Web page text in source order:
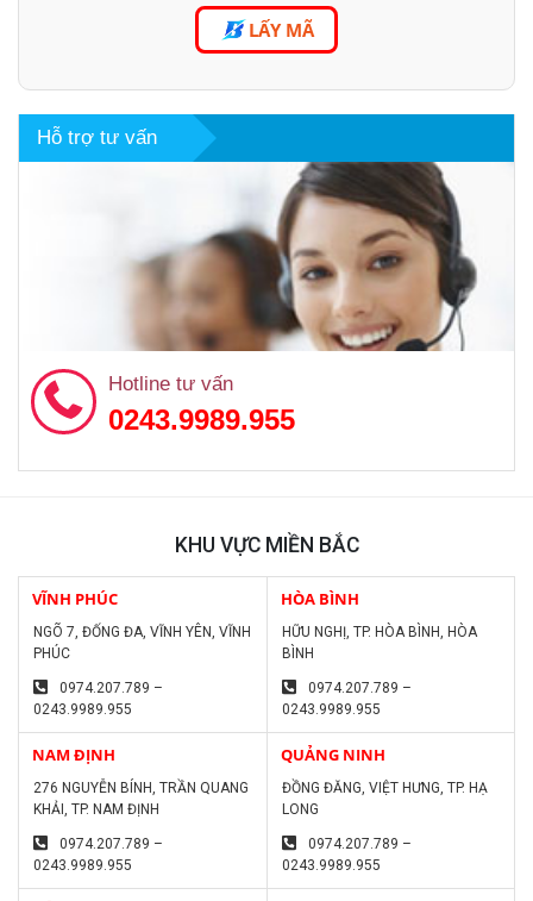
LẤY MÃ
Hỗ trợ tư vấn
Hotline tư vấn
0243.9989.955
KHU VỰC MIỀN BẮC
VĨNH PHÚC
NGÕ 7, ĐỐNG ĐA, VĨNH YÊN, VĨNH
PHÚC
0974.207.789 –
0243.9989.955
HÒA BÌNH
HỮU NGHỊ, TP. HÒA BÌNH, HÒA
BÌNH
0974.207.789 –
0243.9989.955
NAM ĐỊNH
276 NGUYỄN BÍNH, TRẦN QUANG
KHẢI, TP. NAM ĐỊNH
0974.207.789 –
0243.9989.955
QUẢNG NINH
ĐỒNG ĐĂNG, VIỆT HƯNG, TP. HẠ
LONG
0974.207.789 –
0243.9989.955